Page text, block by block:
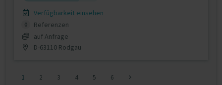
Verfügbarkeit einsehen
0
Referenzen
auf Anfrage
D-63110 Rodgau
1 2 3 4 5 6